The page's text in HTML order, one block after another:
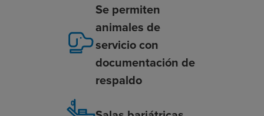
Se permiten
animales de
servicio con
documentación de
respaldo